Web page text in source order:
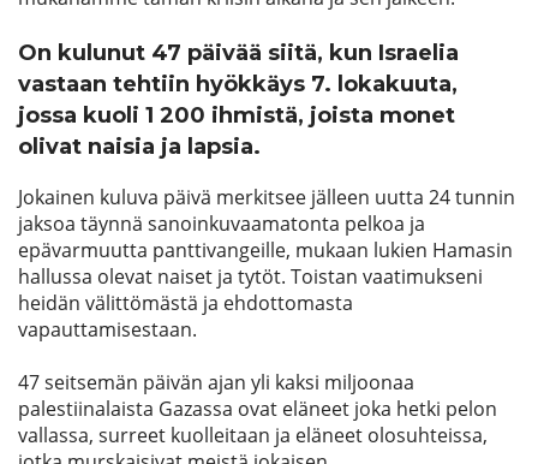
On kulunut 47 päivää siitä, kun Israelia
vastaan tehtiin hyökkäys 7. lokakuuta,
jossa kuoli 1 200 ihmistä, joista monet
olivat naisia ja lapsia.
Jokainen kuluva päivä merkitsee jälleen uutta 24 tunnin
jaksoa täynnä sanoinkuvaamatonta pelkoa ja
epävarmuutta panttivangeille, mukaan lukien Hamasin
hallussa olevat naiset ja tytöt. Toistan vaatimukseni
heidän välittömästä ja ehdottomasta
vapauttamisestaan.
47 seitsemän päivän ajan yli kaksi miljoonaa
palestiinalaista Gazassa ovat eläneet joka hetki pelon
vallassa, surreet kuolleitaan ja eläneet olosuhteissa,